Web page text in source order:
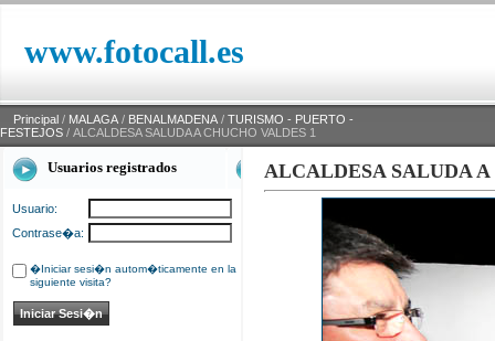
www.fotocall.es
Principal / MALAGA / BENALMADENA / TURISMO - PUERTO -
FESTEJOS / ALCALDESA SALUDA A CHUCHO VALDES 1
Usuarios registrados
Usuario:
Contrase�a:
�Iniciar sesi�n autom�ticamente en la
siguiente visita?
ALCALDESA SALUDA